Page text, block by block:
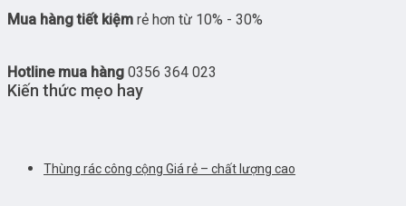
Mua hàng tiết kiệm rẻ hơn từ 10% - 30%
Hotline mua hàng 0356 364 023
Kiến thức mẹo hay
Thùng rác công cộng Giá rẻ – chất lượng cao